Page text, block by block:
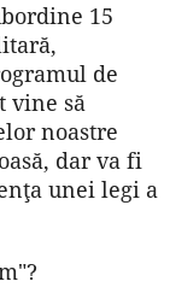
15
de
vine să
noastre
dar va fi
unei legi a